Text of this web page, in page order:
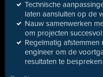
Technische
laten aansluiten op de
Nauw samenwerken
om projecten
Regelmatig
engineer om de
resultaten te bespreken.